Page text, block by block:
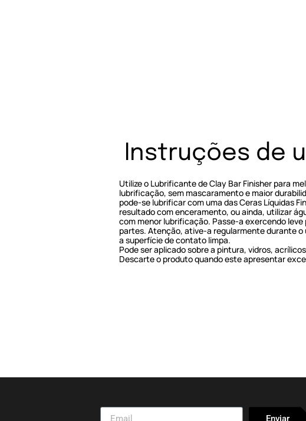
Instruções de
Utilize o Lubrificante de Clay Bar Finisher para
lubrificação, sem mascaramento e maior
pode-se lubrificar com uma das Ceras Líquidas
resultado com enceramento, ou ainda, utilizar
com menor lubrificação. Passe-a exercendo leve
partes. Atenção, ative-a regularmente durante o
a superfície de contato limpa.
Pode ser aplicado sobre a pintura, vidros,
Descarte o produto quando este apresentar
Enviar